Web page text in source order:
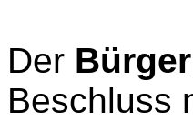
Der
Beschluss